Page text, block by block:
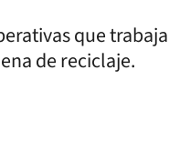
que
de reciclaje.